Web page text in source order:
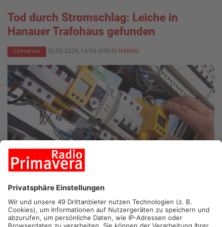
Tod durch Stromschlag: Leiche in
Hanauer Trafohaus gefunden
TOPNEWS 30.03.2026, 14:54 UHR IN HANAU